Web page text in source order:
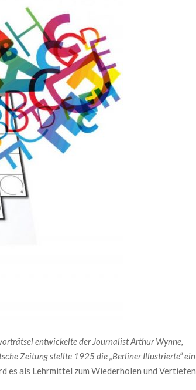
entwickelte der Journalist Arthur Wynne,
Zeitung stellte 1925 die „Berliner Illustrierte“ ein
es als Lehrmittel zum Wiederholen und Vertiefen